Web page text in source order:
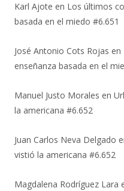
Karl Ajote en Los últimos
basada en el miedo #6.651
José Antonio Cots Rojas en
enseñanza basada en el
Manuel Justo Morales en
la americana #6.652
Juan Carlos Neva Delgado
vistió la americana #6.652
Magdalena Rodríguez Lara